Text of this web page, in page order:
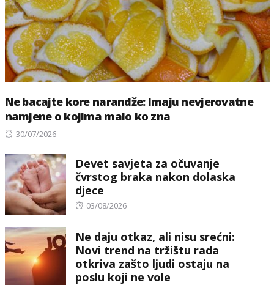
Ne bacajte kore narandže: Imaju nevjerovatne
namjene o kojima malo ko zna
Posted
30/07/2026
Devet savjeta za očuvanje
čvrstog braka nakon dolaska
djece
Posted
03/08/2026
Ne daju otkaz, ali nisu srećni:
Novi trend na tržištu rada
otkriva zašto ljudi ostaju na
poslu koji ne vole